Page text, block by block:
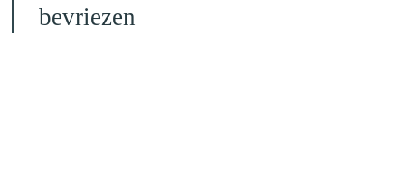
bevriezen